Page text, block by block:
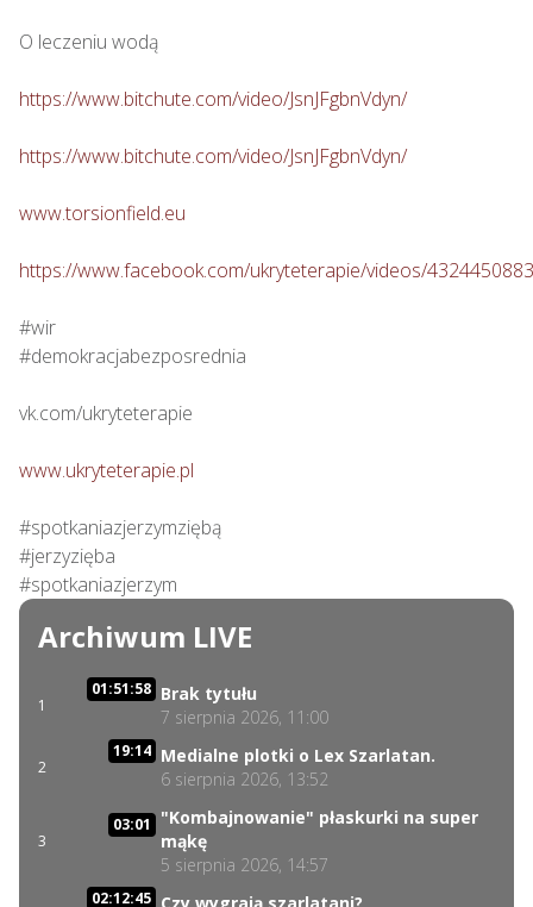
O leczeniu wodą
https://www.bitchute.com/video/JsnJFgbnVdyn/
https://www.bitchute.com/video/JsnJFgbnVdyn/
www.torsionfield.eu
https://www.facebook.com/ukryteterapie/videos/
#wir
#demokracjabezposrednia
vk.com/ukryteterapie
www.ukryteterapie.pl
#spotkaniazjerzymziębą
#jerzyzięba
#spotkaniazjerzym
Archiwum LIVE
1
01:51:58 Brak tytułu
7 sierpnia 2026, 11:00
2
19:14 Medialne plotki o Lex Szarlatan.
6 sierpnia 2026, 13:52
3
03:01
"Kombajnowanie" płaskurki na super
mąkę
5 sierpnia 2026, 14:57
02:12:45